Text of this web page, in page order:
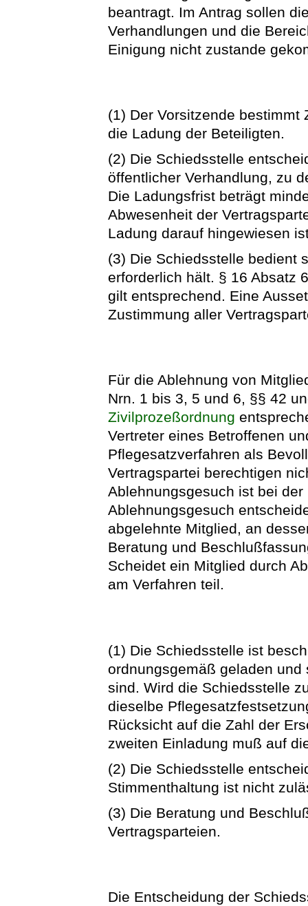
beantragt. Im Antrag sollen
Verhandlungen und die
Einigung nicht zustande
(1) Der Vorsitzende
die Ladung der Beteiligten.
(2) Die Schiedsstelle
öffentlicher Verhandlung, zu
Die Ladungsfrist beträgt
Abwesenheit der
Ladung darauf hingewiesen
(3) Die Schiedsstelle bedient
erforderlich hält. § 16 Absatz
gilt entsprechend. Eine
Zustimmung aller
Für die Ablehnung von
Nrn. 1 bis 3, 5 und 6, §§ 42
Zivilprozeßordnung
Vertreter eines Betroffenen
Pflegesatzverfahren als
Vertragspartei berechtigen
Ablehnungsgesuch ist bei
Ablehnungsgesuch
abgelehnte Mitglied, an
Beratung und
Scheidet ein Mitglied durch
am Verfahren teil.
(1) Die Schiedsstelle ist
ordnungsgemäß geladen
sind. Wird die Schiedsstelle
dieselbe
Rücksicht auf die Zahl der
zweiten Einladung muß auf
(2) Die Schiedsstelle
Stimmenthaltung ist nicht
(3) Die Beratung und
Vertragsparteien.
Die Entscheidung der